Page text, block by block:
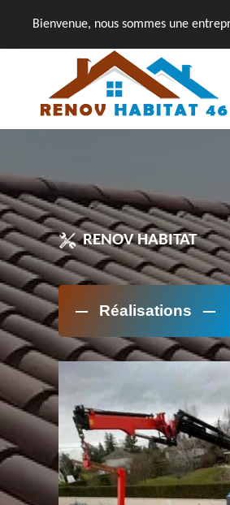
Bienvenue, nous sommes une
RENOV HABITAT
Réalisations